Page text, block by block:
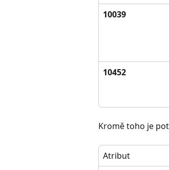
10039
10452
Kromě toho je
Atribut